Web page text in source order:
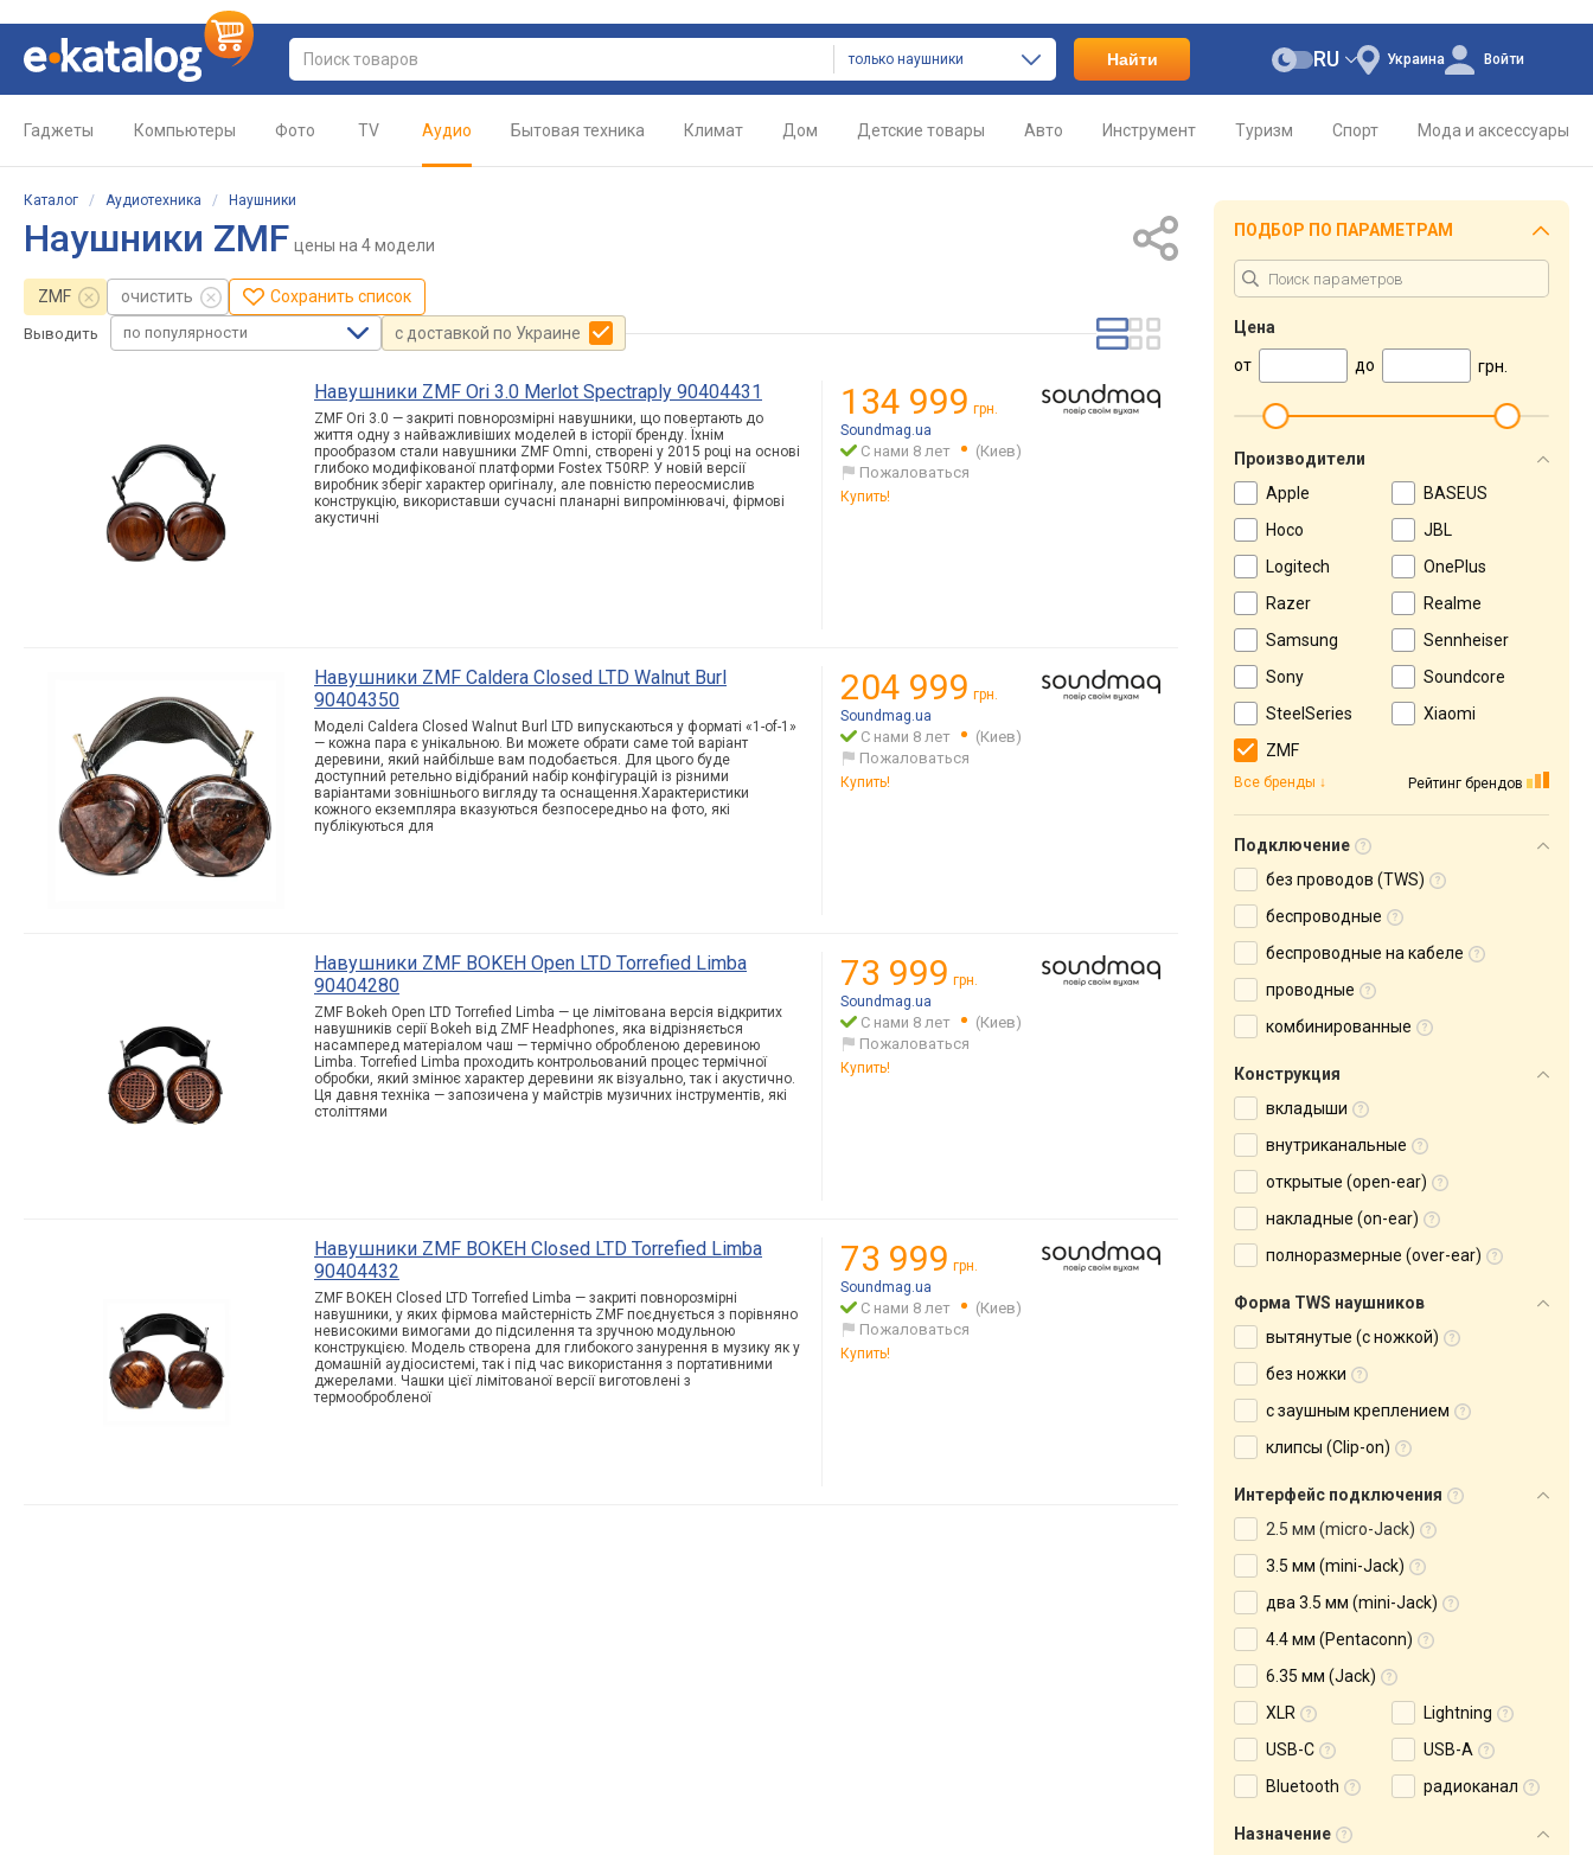
только наушники Найти Украина
RU Войти
Гаджеты Компьютеры Фото TV Аудио Бытовая техника Климат Дом Детские товары Авто Инструмент Туризм Спорт Мода и аксессуары
Каталог / Аудиотехника / Наушники
Наушники ZMF цены на 4 модели
ZMF очистить Сохранить список
Выводить по популярности с доставкой по Украине
Навушники ZMF Ori 3.0 Merlot Spectraply 90404431
ZMF Ori 3.0 — закриті повнорозмірні навушники, що повертають до
життя одну з найважливіших моделей в історії бренду. Їхнім
прообразом стали навушники ZMF Omni, створені у 2015 році на основі
глибоко модифікованої платформи Fostex T50RP. У новій версії
виробник зберіг характер оригіналу, але повністю переосмислив
конструкцію, використавши сучасні планарні випромінювачі, фірмові
акустичні
134 999 грн.
Soundmag.ua
С нами 8 лет
(Киев)
Пожаловаться
Купить!
Навушники ZMF Caldera Closed LTD Walnut Burl
90404350
Моделі Caldera Closed Walnut Burl LTD випускаються у форматі «1-of-1»
— кожна пара є унікальною. Ви можете обрати саме той варіант
деревини, який найбільше вам подобається. Для цього буде
доступний ретельно відібраний набір конфігурацій із різними
варіантами зовнішнього вигляду та оснащення.Характеристики
кожного екземпляра вказуються безпосередньо на фото, які
публікуються для
204 999 грн.
Soundmag.ua
С нами 8 лет
(Киев)
Пожаловаться
Купить!
Навушники ZMF BOKEH Open LTD Torrefied Limba
90404280
ZMF Bokeh Open LTD Torrefied Limba — це лімітована версія відкритих
навушників серії Bokeh від ZMF Headphones, яка відрізняється
насамперед матеріалом чаш — термічно обробленою деревиною
Limba. Torrefied Limba проходить контрольований процес термічної
обробки, який змінює характер деревини як візуально, так і акустично.
Ця давня техніка — запозичена у майстрів музичних інструментів, які
століттями
73 999 грн.
Soundmag.ua
С нами 8 лет
(Киев)
Пожаловаться
Купить!
Навушники ZMF BOKEH Closed LTD Torrefied Limba
90404432
ZMF BOKEH Closed LTD Torrefied Limba — закриті повнорозмірні
навушники, у яких фірмова майстерність ZMF поєднується з порівняно
невисокими вимогами до підсилення та зручною модульною
конструкцією. Модель створена для глибокого занурення в музику як у
домашній аудіосистемі, так і під час використання з портативними
джерелами. Чашки цієї лімітованої версії виготовлені з
термообробленої
73 999 грн.
Soundmag.ua
С нами 8 лет
(Киев)
Пожаловаться
Купить!
ПОДБОР ПО ПАРАМЕТРАМ
Цена
от
до грн.
Производители
Apple
BASEUS
Hoco
JBL
Logitech
OnePlus
Razer
Realme
Samsung
Sennheiser
Sony
Soundcore
SteelSeries
Xiaomi
ZMF
Рейтинг брендов
Все бренды
Подключение
без проводов (TWS)
беспроводные
беспроводные на кабеле
проводные
комбинированные
Конструкция
вкладыши
внутриканальные
открытые (open-ear)
накладные (on-ear)
полноразмерные (over-ear)
Форма TWS наушников
вытянутые (с ножкой)
без ножки
с заушным креплением
клипсы (Clip-on)
Интерфейс подключения
2.5 мм (micro-Jack)
3.5 мм (mini-Jack)
два 3.5 мм (mini-Jack)
4.4 мм (Pentaconn)
6.35 мм (Jack)
XLR
Lightning
USB-C
USB-A
Bluetooth
радиоканал
Назначение